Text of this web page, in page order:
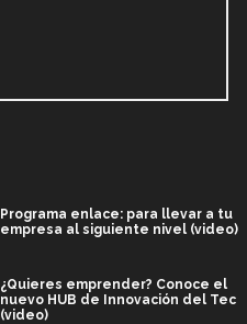
Programa enlace: para llevar a tu
empresa al siguiente nivel (video)
¿Quieres emprender? Conoce el
nuevo HUB de Innovación del Tec
(video)